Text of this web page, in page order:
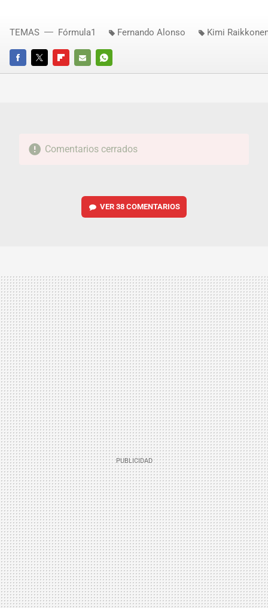
FACEBOOKTWITTERFLIPBOARD
E-
WHATSAPP
TEMAS Fórmula1 Fernando Alonso Kimi
Comentarios cerrados
VER 38 COMENTARIOS